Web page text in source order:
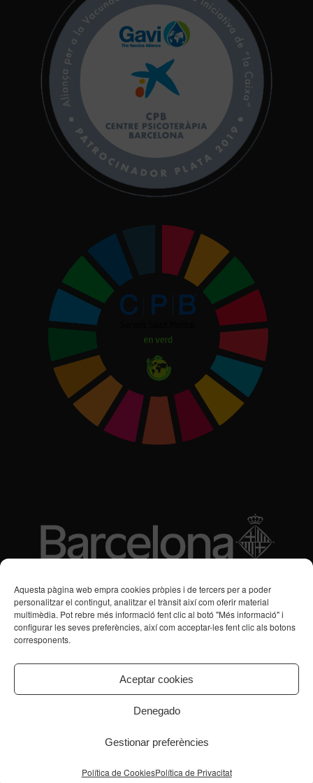
Aquesta pàgina web empra cookies pròpies i de tercers per a poder
personalitzar el contingut, analitzar el trànsit així com oferir material
multimèdia. Pot rebre més informació fent clic al botó "Més informació" i
configurar les seves preferències, així com acceptar-les fent clic als botons
corresponents.
Aceptar cookies
Denegado
Gestionar preferències
Política de CookiesPolítica de Privacitat
Subvencions des de 2016
Programa de Vacances/Suport Respir Familiar
Transtorns de Salut Mental
Equip directiu Assistència Aliances Recerca
Notícies Contacte